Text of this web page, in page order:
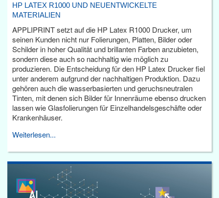
HP LATEX R1000 UND NEUENTWICKELTE
MATERIALIEN
APPLIPRINT setzt auf die HP Latex R1000 Drucker, um
seinen Kunden nicht nur Folierungen, Platten, Bilder oder
Schilder in hoher Qualität und brillanten Farben anzubieten,
sondern diese auch so nachhaltig wie möglich zu
produzieren. Die Entscheidung für den HP Latex Drucker fiel
unter anderem aufgrund der nachhaltigen Produktion. Dazu
gehören auch die wasserbasierten und geruchsneutralen
Tinten, mit denen sich Bilder für Innenräume ebenso drucken
lassen wie Glasfolierungen für Einzelhandelsgeschäfte oder
Krankenhäuser.
Weiterlesen...